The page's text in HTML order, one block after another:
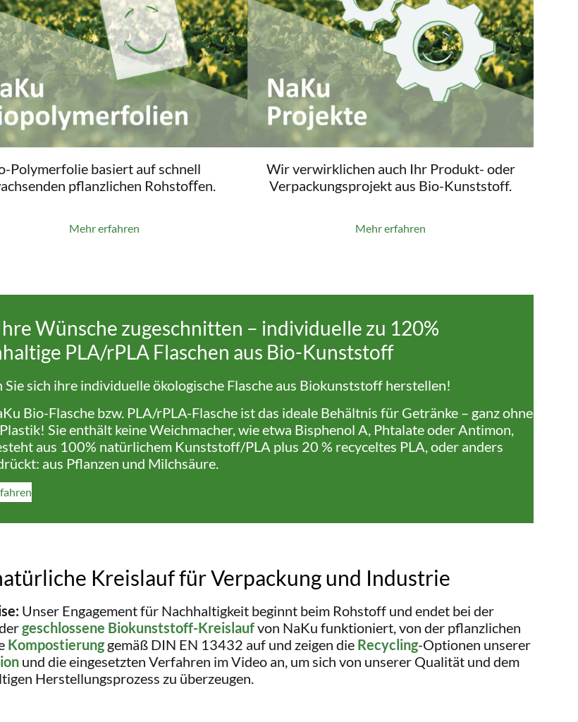
Polymerfolie basiert auf schnell
pflanzlichen Rohstoﬀen.
Mehr erfahren
Wir verwirklichen auch Ihr Produkt- oder
Verpackungsprojekt aus Bio-Kunststoff.
Mehr erfahren
Wünsche zugeschnitten – individuelle zu 120%
PLA/rPLA Flaschen aus Bio-Kunststoff
Sie sich ihre individuelle ökologische Flasche aus Biokunststoff herstellen!
Bio-Flasche bzw. PLA/rPLA-Flasche ist das ideale Behältnis für Getränke – ganz ohne
Sie enthält keine Weichmacher, wie etwa Bisphenol A, Phtalate oder Antimon,
aus 100% natürlichem Kunststoff/PLA plus 20 % recyceltes PLA, oder anders
aus Pflanzen und Milchsäure.
Kreislauf für Verpackung und Industrie
Unser Engagement für Nachhaltigkeit beginnt beim Rohstoff und endet bei der
geschlossene Biokunststoff-Kreislaufvon NaKu funktioniert, von der pflanzlichen
Kompostierunggemäß DIN EN 13432 auf und zeigen die Recycling-Optionen unserer
und die eingesetzten Verfahren im Video an, um sich von unserer Qualität und dem
Herstellungsprozess zu überzeugen.